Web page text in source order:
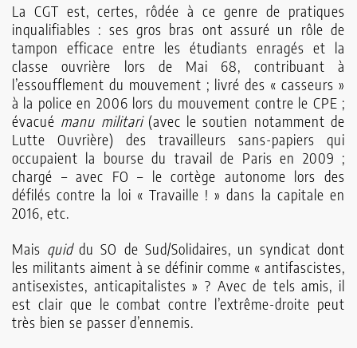
La CGT est, certes, rôdée à ce genre de pratiques
inqualifiables : ses gros bras ont assuré un rôle de
tampon efficace entre les étudiants enragés et la
classe ouvrière lors de Mai 68, contribuant à
l’essoufflement du mouvement ; livré des « casseurs »
à la police en 2006 lors du mouvement contre le CPE ;
évacué manu militari(avec le soutien notamment de
Lutte Ouvrière) des travailleurs sans-papiers qui
occupaient la bourse du travail de Paris en 2009 ;
chargé – avec FO – le cortège autonome lors des
défilés contre la loi « Travaille ! » dans la capitale en
2016, etc.
Mais quiddu SO de Sud/Solidaires, un syndicat dont
les militants aiment à se définir comme « antifascistes,
antisexistes, anticapitalistes » ? Avec de tels amis, il
est clair que le combat contre l’extrême-droite peut
très bien se passer d’ennemis.